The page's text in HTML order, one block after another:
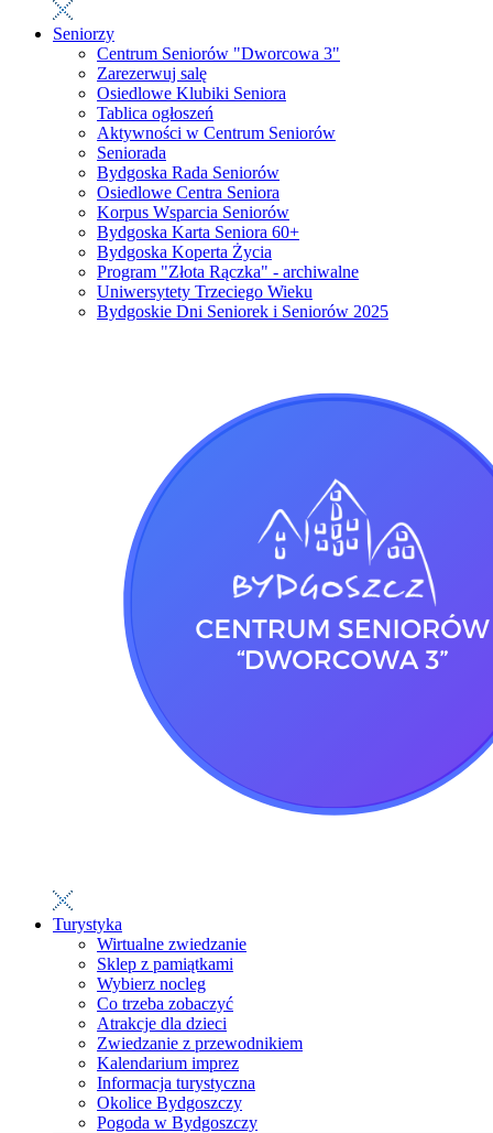
Seniorzy
Centrum Seniorów "Dworcowa 3"
Zarezerwuj salę
Osiedlowe Klubiki Seniora
Tablica ogłoszeń
Aktywności w Centrum Seniorów
Seniorada
Bydgoska Rada Seniorów
Osiedlowe Centra Seniora
Korpus Wsparcia Seniorów
Bydgoska Karta Seniora 60+
Bydgoska Koperta Życia
Program "Złota Rączka" - archiwalne
Uniwersytety Trzeciego Wieku
Bydgoskie Dni Seniorek i Seniorów 2025
Turystyka
Wirtualne zwiedzanie
Sklep z pamiątkami
Wybierz nocleg
Co trzeba zobaczyć
Atrakcje dla dzieci
Zwiedzanie z przewodnikiem
Kalendarium imprez
Informacja turystyczna
Okolice Bydgoszczy
Pogoda w Bydgoszczy